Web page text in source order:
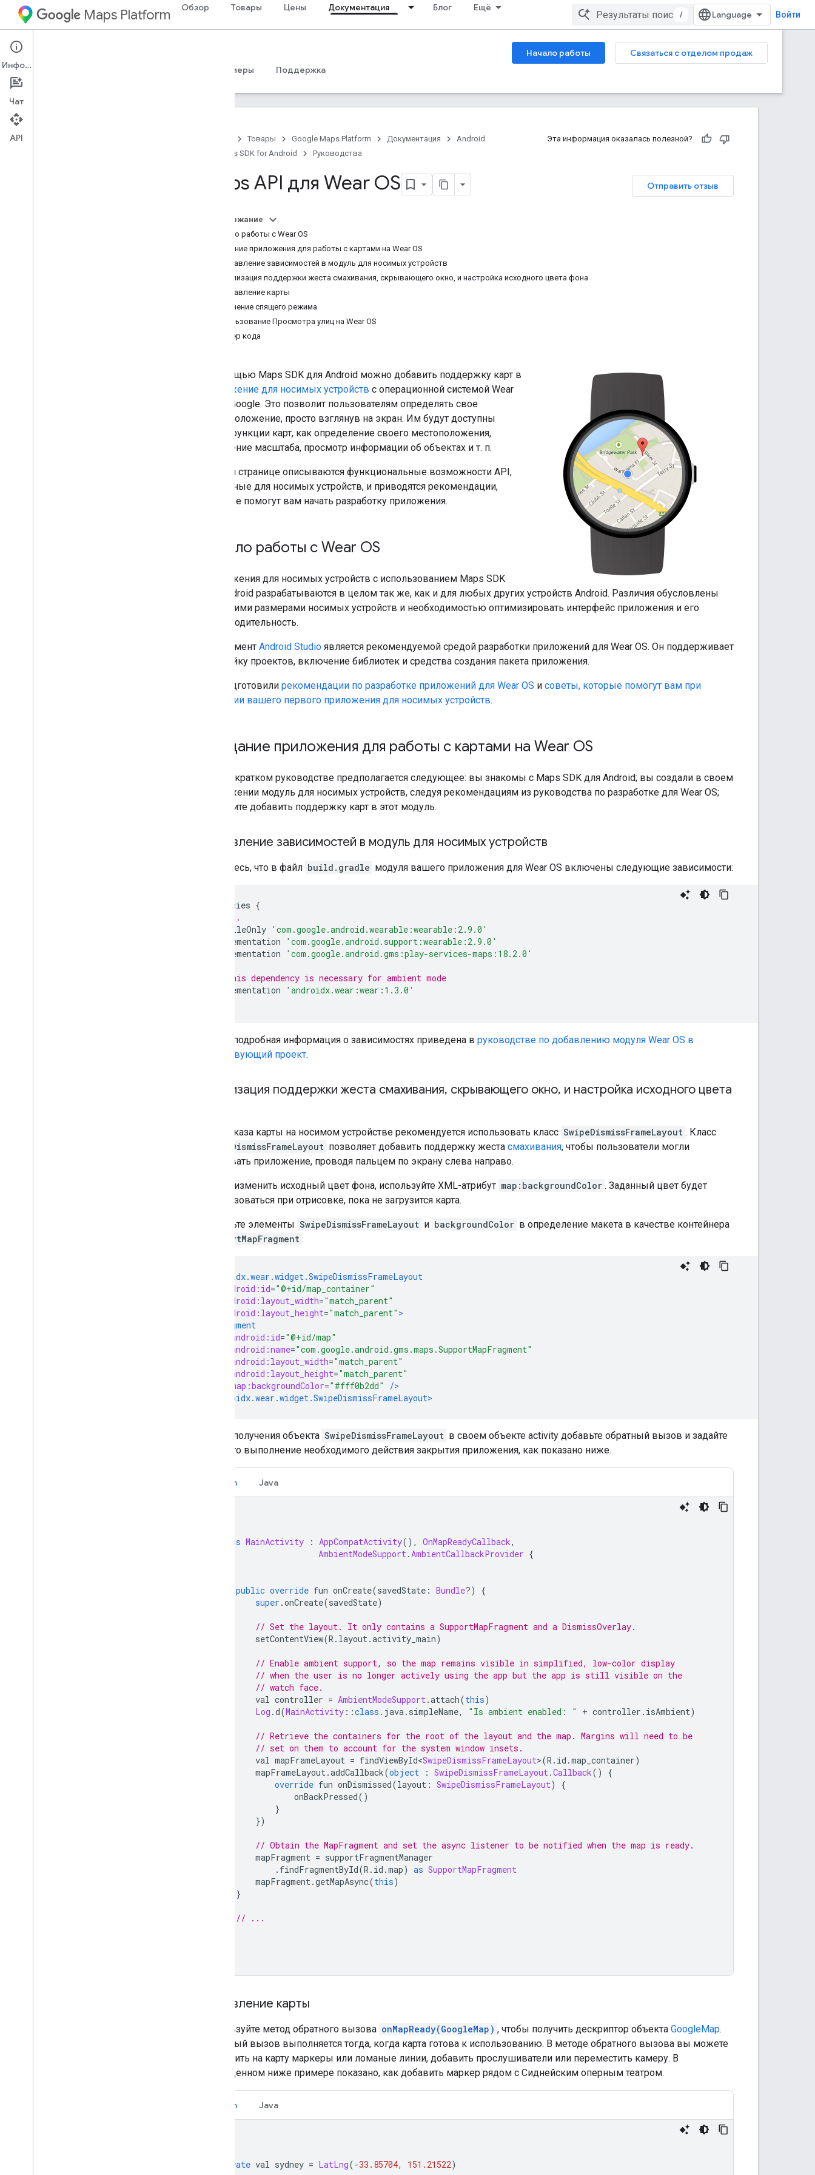
Maps Platform Обзор Товары Цены Документация Блог Ещё
/ Войти
Android Начало работы
Связаться с отделом продаж
Руководства
Примеры Поддержка
Товары Google Maps Platform Документация
Android
Maps SDK for Android
Руководства
Эта информация оказалась полезной?
Отправить отзыв
Maps API для Wear OS
Содержание
Начало работы с Wear OS
Создание приложения для работы с картами на Wear OS
Добавление зависимостей в модуль для носимых устройств
Реализация поддержки жеста смахивания, скрывающего окно, и настройка исходного цвета фона
Добавление карты
Включение спящего режима
Использование Просмотра улиц на Wear OS
Пример кода
С помощью Maps SDK для Android можно добавить поддержку карт в
приложение для носимых устройств с операционной системой Wear
OS by Google. Это позволит пользователям определять свое
местоположение, просто взглянув на экран. Им будут доступны
такие функции карт, как определение своего местоположения,
изменение масштаба, просмотр информации об объектах и т. п.
На этой странице описываются функциональные возможности API,
доступные для носимых устройств, и приводятся рекомендации,
которые помогут вам начать разработку приложения.
Начало работы с Wear OS
Приложения для носимых устройств с использованием Maps SDK
для Android разрабатываются в целом так же, как и для любых других устройств Android. Различия обусловлены
меньшими размерами носимых устройств и необходимостью оптимизировать интерфейс приложения и его
производительность.
Инструмент Android Studio является рекомендуемой средой разработки приложений для Wear OS. Он поддерживает
настройку проектов, включение библиотек и средства создания пакета приложения.
Мы подготовили рекомендации по разработке приложений для Wear OS и советы, которые помогут вам при
создании вашего первого приложения для носимых устройств.
Создание приложения для работы с картами на Wear OS
В этом кратком руководстве предполагается следующее: вы знакомы с Maps SDK для Android; вы создали в своем
приложении модуль для носимых устройств, следуя рекомендациям из руководства по разработке для Wear OS;
вы хотите добавить поддержку карт в этот модуль.
Добавление зависимостей в модуль для носимых устройств
Убедитесь, что в файл build.gradle модуля вашего приложения для Wear OS включены следующие зависимости:
dependencies {
// ...
compileOnly 'com.google.android.wearable:wearable:2.9.0'
implementation
'com.google.android.support:wearable:2.9.0'
implementation
'com.google.android.gms:play-services-maps:18.2.0'
// This dependency is necessary for ambient mode
implementation
'androidx.wear:wear:1.3.0'
Более подробная информация о зависимостях приведена в руководстве по добавлению модуля Wear OS в
существующий проект.
Реализация поддержки жеста смахивания, скрывающего окно, и настройка исходного цвета
Для показа карты на носимом устройстве рекомендуется использовать класс SwipeDismissFrameLayout . Класс
SwipeDismissFrameLayout позволяет добавить поддержку жеста смахивания, чтобы пользователи могли
закрывать приложение, проводя пальцем по экрану слева направо.
Чтобы изменить исходный цвет фона, используйте XML-атрибут map:backgroundColor . Заданный цвет будет
использоваться при отрисовке, пока не загрузится карта.
Добавьте элементы SwipeDismissFrameLayout и backgroundColor в определение макета в качестве контейнера
SupportMapFragment :
<androidx.wear.widget.SwipeDismissFrameLayout
android:id="@+id/map_container"
android:layout_width="match_parent"
android:layout_height="match_parent" >
<fragment
android:id="@+id/map"
android:name="com.google.android.gms.maps.SupportMapFragment"
android:layout_width="match_parent"
android:layout_height="match_parent"
map:backgroundColor="#fff0b2dd"
/>
</androidx.wear.widget.SwipeDismissFrameLayout>
После получения объекта SwipeDismissFrameLayout в своем объекте activity добавьте обратный вызов и задайте
для него выполнение необходимого действия закрытия приложения, как показано ниже.
Kotlin Java
class MainActivity : AppCompatActivity(), OnMapReadyCallback,
AmbientModeSupport.AmbientCallbackProvider {
public override fun onCreate(savedState : Bundle?)
{
super .onCreate(savedState)
// Set the layout. It only contains a SupportMapFragment and a DismissOverlay.
setContentView(R . layout.activity_main)
// Enable ambient support, so the map remains visible in simplified, low-color display
// when the user is no longer actively using the app but the app is still visible on the
// watch face.
val controller = AmbientModeSupport.attach(this)
Log .d(MainActivity ::class . java. simpleName, "Is ambient enabled: " + controller . isAmbient)
// Retrieve the containers for the root of the layout and the map. Margins will need to be
// set on them to account for the system window insets.
val mapFrameLayout = findViewById<SwipeDismissFrameLayout>(R . id .map_container)
mapFrameLayout.addCallback(object : SwipeDismissFrameLayout.Callback()
{
override fun onDismissed(layout : SwipeDismissFrameLayout)
{
onBackPressed()
}
})
// Obtain the MapFragment and set the async listener to be notified when the map is ready.
mapFragment = supportFragmentManager
. findFragmentById(R . id .map) as SupportMapFragment
mapFragment.getMapAsync(this)
}
// ...
Добавление карты
Используйте метод обратного вызова onMapReady(GoogleMap) , чтобы получить дескриптор объекта GoogleMap.
Обратный вызов выполняется тогда, когда карта готова к использованию. В методе обратного вызова вы можете
поместить на карту маркеры или ломаные линии, добавить прослушиватели или переместить камеру. В
приведенном ниже примере показано, как добавить маркер рядом с Сиднейским оперным театром.
Kotlin Java
private val sydney = LatLng(-33.85704, 151.21522)
Информация
Чат
API